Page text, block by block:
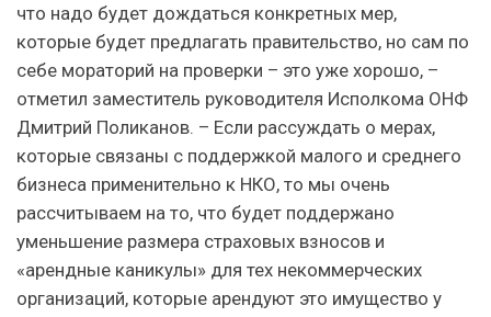
что надо будет дождаться конкретных мер,
которые будет предлагать правительство, но сам по
себе мораторий на проверки – это уже хорошо, –
отметил заместитель руководителя Исполкома ОНФ
Дмитрий Поликанов. – Если рассуждать о мерах,
которые связаны с поддержкой малого и среднего
бизнеса применительно к НКО, то мы очень
рассчитываем на то, что будет поддержано
уменьшение размера страховых взносов и
«арендные каникулы» для тех некоммерческих
организаций, которые арендуют это имущество у